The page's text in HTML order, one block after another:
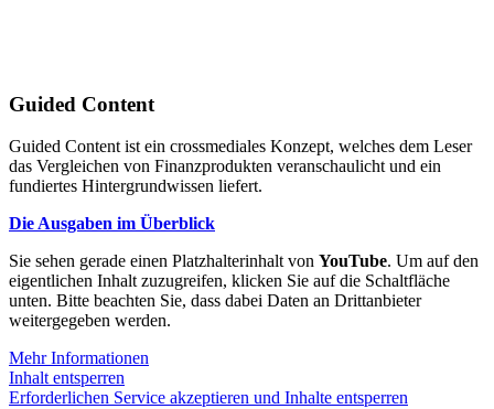
Guided Content
Guided Content ist ein crossmediales Konzept, welches dem Leser
das Vergleichen von Finanzprodukten veranschaulicht und ein
fundiertes Hintergrundwissen liefert.
Die Ausgaben im Überblick
Sie sehen gerade einen Platzhalterinhalt von YouTube. Um auf den
eigentlichen Inhalt zuzugreifen, klicken Sie auf die Schaltfläche
unten. Bitte beachten Sie, dass dabei Daten an Drittanbieter
weitergegeben werden.
Mehr Informationen
Inhalt entsperren
Erforderlichen Service akzeptieren und Inhalte entsperren